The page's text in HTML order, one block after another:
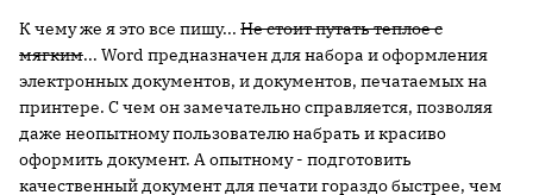
К чему же я это все пишу... Не стоит путать теплое с
мягким... Word предназначен для набора и оформления
электронных документов, и документов, печатаемых на
принтере. С чем он замечательно справляется, позволяя
даже неопытному пользователю набрать и красиво
оформить документ. А опытному - подготовить
качественный документ для печати гораздо быстрее, чем